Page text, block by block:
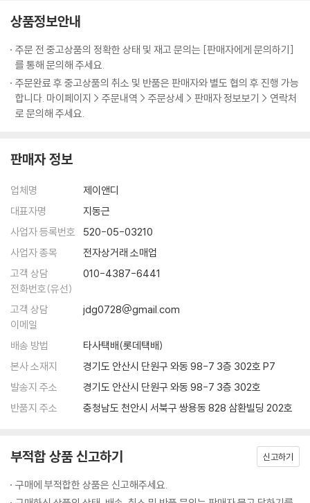
까요? 김상욱 교수는 오히려 물리학의 경계를 넘어야 한다고 말합니다. 원
어 있습니다. 각 층위는 자기만의 특성을 가지기 때문에 상위 층위의 특성
을 이해한다고 해도 하위 층위를 이해하지 못합니다. 하위 층위를 모두 이
해한다 한들 전체를 이해할 수도 없습니다. 각 층위는 오를 때마다 새로운
특성들이 창발됩니다. 그렇기에 물리학에서 화학으로, 화학에서 생물학으
자에서 시작해 존재의 층위들이 서로 얽혀 있는지 조망하고, 우주에서 피
어난 다양한 존재들에 대해 따뜻한 시선을 건냅니다. 원자에서 인간까지,
물리학에서 인문학까지 세상을 이해하기 위한 김상욱 교수의 지적 세계로
여러분을 초대합니다.
인간이 원자를 이해했기 때문이다.
지금까지 살펴봤듯이 호흡으로 에너지를 만드는 과정은 연쇄 화학 반응에
불과하다. 우리는 화학 반응이 이렇게 순차적으로 일어나는 것을 살아 있
다고 말한다. 생명에 쓰이는 원자는 무생물에 쓰이는 원자와 동일하다. 생
명은 원자로 만들어진 화학 기계다.
사실은 널리 알려져 있지 않다. 1953년 4월 25일 DNA 구조에 대한 논문
이 《네이처》에 발표되었다. 같은 해 7월 왓슨과 크릭은 조지 가모프라는
트의 문자열로 볼 수 있으며 정수론이나 조합론 같은 수학을 이용하면 생
명의 암호를 알아낼 수 있을 것이라 제안했다.
---「8장 생물은 정보 처리 기계인가 256쪽」중에서
오류를 포함한 복제가 존재한다면 진화는 필연이다. 여기에 어떤 의도나
목적은 없다. 좋은 것이 좋은 결과를 내고, 많은 것이 많다는 당연한 말을
아이디어는 알고 나면 당연하다.
---「9장 최초의 생명체와 진화 268쪽」중에서
더욱더 나쁜 것은 인간의 활동으로 지구의 평균 온도가 높아지고 있다. 이
자는 언제나 멸종했다. 참고로 지금 최상위 포식자는 인간이다.
법칙을, 바람은 시간과 공간을, 별은 물질과 에너지로 다가온다고 한다. 여
기에 인간을 더한 ‘하늘과 바람과 별과 인간’은 물리학자 김상욱이 이 책에
서 다루고자 하는 모든 대상들을 포괄한다. 저자는 에두르지 않고 원자에
서 시작해, 원자에서 분자로, 분자에서 물질로, 다시 물질에서 생명으로,
그리고 생명에서 인간으로 존재의 층위를 오르며 평소 그가 말하는 “모든
것은 원자로 되어 있다”라는 말의 의미가 무엇인지 세밀히 그려나간다. 물
해하기 위해 물리학을 넘어서야 할 필요가 있다고 말한다. 왜냐하면 각 층
가 부분의 합일 수 없는 이유이기도 하다. 저자는 필연의 우주에서 피어난
다양한 존재들의 가치를 긍정하며 세상에 존재하는 모든 것들에 대해 따뜻
한 시선을 건낸다.
원자에서 인간까지,
한 권으로 관통하는 삶과 과학의 향연
저자는 세상을 이해하고 싶어 물리학자가 됐지만, 오랜 공부 끝에 도달한
결론은 세상을 이해하려면 물리를 넘어 다양한 학문이 필요하다는 것이었
다고 한다. 물리와 우주는 인간적이지 않고, 오히려 인간을 배제해야 더 잘
이해할 수 있다. 이는 역으로 인간을 이해하기 위해서는 물리와는 완전히
다시 생물학으로, 그리고 생물학에서 인간학으로 다시 경계를 확장하며 물
리학자의 관점에서 세상을 이해한다는 것이 무엇인지 독자들에게 이야기
우돌 여행기이자, 세상 모든 것에 대해 알고 싶은 사람을 위한 지도책이다.
하지만 김상욱이 과학의 언어로 그리는 세상은 그렇지 않다. 이 책은 인간
상품정보안내
주문 전 중고상품의 정확한 상태 및 재고 문의는 [판매자에게 문의하기]
를 통해 문의해 주세요.
주문완료 후 중고상품의 취소 및 반품은 판매자와 별도 협의 후 진행 가능
합니다. 마이페이지 > 주문내역 > 주문상세 > 판매자 정보보기 > 연락처
로 문의해 주세요.
판매자 정보
업체명
제이앤디
대표자명
지동근
사업자 등록번호
520-05-03210
사업자 종목
전자상거래 소매업
고객 상담
전화번호(유선)
010-4387-6441
고객 상담
이메일
jdg0728@gmail.com
배송 방법
타사택배(롯데택배)
본사 소재지
경기도 안산시 단원구 와동 98-7 3층 302호 P7
발송지 주소
경기도 안산시 단원구 와동 98-7 3층 302호
반품지 주소
충청남도 천안시 서북구 쌍용동 828 삼환빌딩 202호
부적합 상품 신고하기 신고하기
구매에 부적합한 상품은 신고해주세요.